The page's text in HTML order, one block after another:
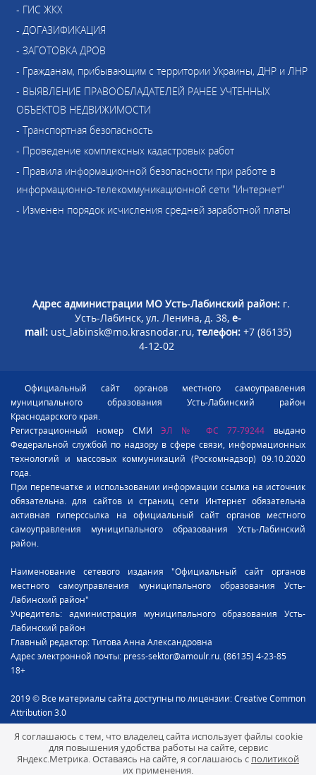
- ГИС ЖКХ
- ДОГАЗИФИКАЦИЯ
- ЗАГОТОВКА ДРОВ
- Гражданам, прибывающим с территории Украины, ДНР и ЛНР
- ВЫЯВЛЕНИЕ ПРАВООБЛАДАТЕЛЕЙ РАНЕЕ УЧТЕННЫХ
ОБЪЕКТОВ НЕДВИЖИМОСТИ
- Транспортная безопасность
- Проведение комплексных кадастровых работ
- Правила информационной безопасности при работе в
информационно-телекоммуникационной сети "Интернет"
- Изменен порядок исчисления средней заработной платы
Адрес администрации МО Усть-Лабинский район: г.
Усть-Лабинск, ул. Ленина, д. 38, e-
mail: ust_labinsk@mo.krasnodar.ru, телефон: +7 (86135)
4-12-02
Официальный сайт органов местного самоуправления
муниципального образования Усть-Лабинский район
Краснодарского края.
Регистрационный номер СМИЭЛ № ФС 77-79244 выдано
Федеральной службой по надзору в сфере связи, информационных
технологий и массовых коммуникаций (Роскомнадзор) 09.10.2020
года.
При перепечатке и использовании информации ссылка на источник
обязательна. для сайтов и страниц сети Интернет обязательна
активная гиперссылка на официальный сайт органов местного
самоуправления муниципального образования Усть-Лабинский
район.
Наименование сетевого издания "Официальный сайт органов
местного самоуправления муниципального образования Усть-
Лабинский район"
Учредитель: администрация муниципального образования Усть-
Лабинский район
Главный редактор: Титова Анна Александровна
Адрес электронной почты: press-sektor@amoulr.ru. (86135) 4-23-85
18+
2019 © Все материалы сайта доступны по лицензии: Creative Common
Attribution 3.0
Я соглашаюсь с тем, что владелец сайта использует файлы cookie
для повышения удобства работы на сайте, сервис
Яндекс.Метрика. Оставаясь на сайте, я соглашаюсь с политикой
их применения.